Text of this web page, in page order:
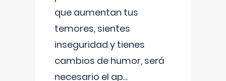
que aumentan tus
temores, sientes
inseguridad y tienes
cambios de humor, será
necesario el ap...